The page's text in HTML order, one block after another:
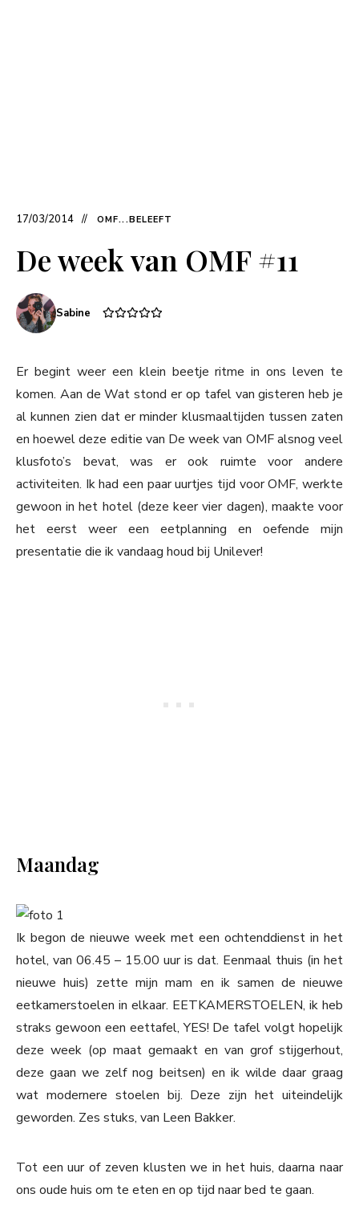
17/03/2014 OMF...BELEEFT
De week van OMF #11
Sabine
Er begint weer een klein beetje ritme in ons leven te
komen. Aan de Wat stond er op tafel van gisteren heb je
al kunnen zien dat er minder klusmaaltijden tussen zaten
en hoewel deze editie van De week van OMF alsnog veel
klusfoto’s bevat, was er ook ruimte voor andere
activiteiten. Ik had een paar uurtjes tijd voor OMF, werkte
gewoon in het hotel (deze keer vier dagen), maakte voor
het eerst weer een eetplanning en oefende mijn
presentatie die ik vandaag houd bij Unilever!
Maandag
Ik begon de nieuwe week met een ochtenddienst in het
hotel, van 06.45 – 15.00 uur is dat. Eenmaal thuis (in het
nieuwe huis) zette mijn mam en ik samen de nieuwe
eetkamerstoelen in elkaar. EETKAMERSTOELEN, ik heb
straks gewoon een eettafel, YES! De tafel volgt hopelijk
deze week (op maat gemaakt en van grof stijgerhout,
deze gaan we zelf nog beitsen) en ik wilde daar graag
wat modernere stoelen bij. Deze zijn het uiteindelijk
geworden. Zes stuks, van Leen Bakker.
Tot een uur of zeven klusten we in het huis, daarna naar
ons oude huis om te eten en op tijd naar bed te gaan.